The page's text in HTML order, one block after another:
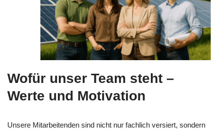
Wofür unser Team steht –
Werte und Motivation
Unsere Mitarbeitenden sind nicht nur fachlich versiert, sondern